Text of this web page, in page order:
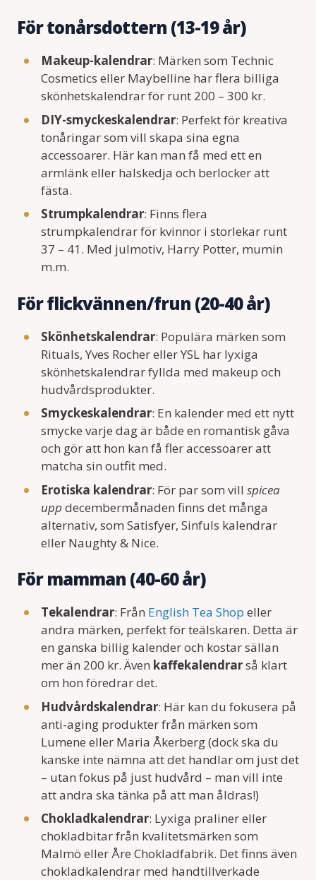
För tonårsdottern (13-19 år)
Makeup-kalendrar: Märken som Technic
Cosmetics eller Maybelline har flera billiga
skönhetskalendrar för runt 200 – 300 kr.
DIY-smyckeskalendrar: Perfekt för kreativa
tonåringar som vill skapa sina egna
accessoarer. Här kan man få med ett en
armlänk eller halskedja och berlocker att
fästa.
Strumpkalendrar: Finns flera
strumpkalendrar för kvinnor i storlekar runt
37 – 41. Med julmotiv, Harry Potter, mumin
m.m.
För flickvännen/frun (20-40 år)
Skönhetskalendrar: Populära märken som
Rituals, Yves Rocher eller YSL har lyxiga
skönhetskalendrar fyllda med makeup och
hudvårdsprodukter.
Smyckeskalendrar: En kalender med ett nytt
smycke varje dag är både en romantisk gåva
och gör att hon kan få fler accessoarer att
matcha sin outfit med.
Erotiska kalendrar: För par som vill spicea
upp decembermånaden finns det många
alternativ, som Satisfyer, Sinfuls kalendrar
eller Naughty & Nice.
För mamman (40-60 år)
Tekalendrar: Från English Tea Shop eller
andra märken, perfekt för teälskaren. Detta är
en ganska billig kalender och kostar sällan
mer än 200 kr. Även kaffekalendrarså klart
om hon föredrar det.
Hudvårdskalendrar: Här kan du fokusera på
anti-aging produkter från märken som
Lumene eller Maria Åkerberg (dock ska du
kanske inte nämna att det handlar om just det
– utan fokus på just hudvård – man vill inte
att andra ska tänka på att man åldras!)
Chokladkalendrar: Lyxiga praliner eller
chokladbitar från kvalitetsmärken som
Malmö eller Åre Chokladfabrik. Det finns även
chokladkalendrar med handtillverkade